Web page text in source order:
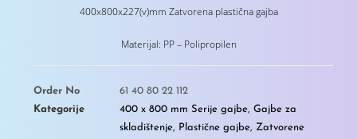
400x800x227(v)mm Zatvorena plastična gajba
Materijal: PP – Polipropilen
Order No
61 40 80 22 112
Kategorije
400 x 800 mm Serije gajbe, Gajbe za
skladištenje, Plastične gajbe, Zatvorene